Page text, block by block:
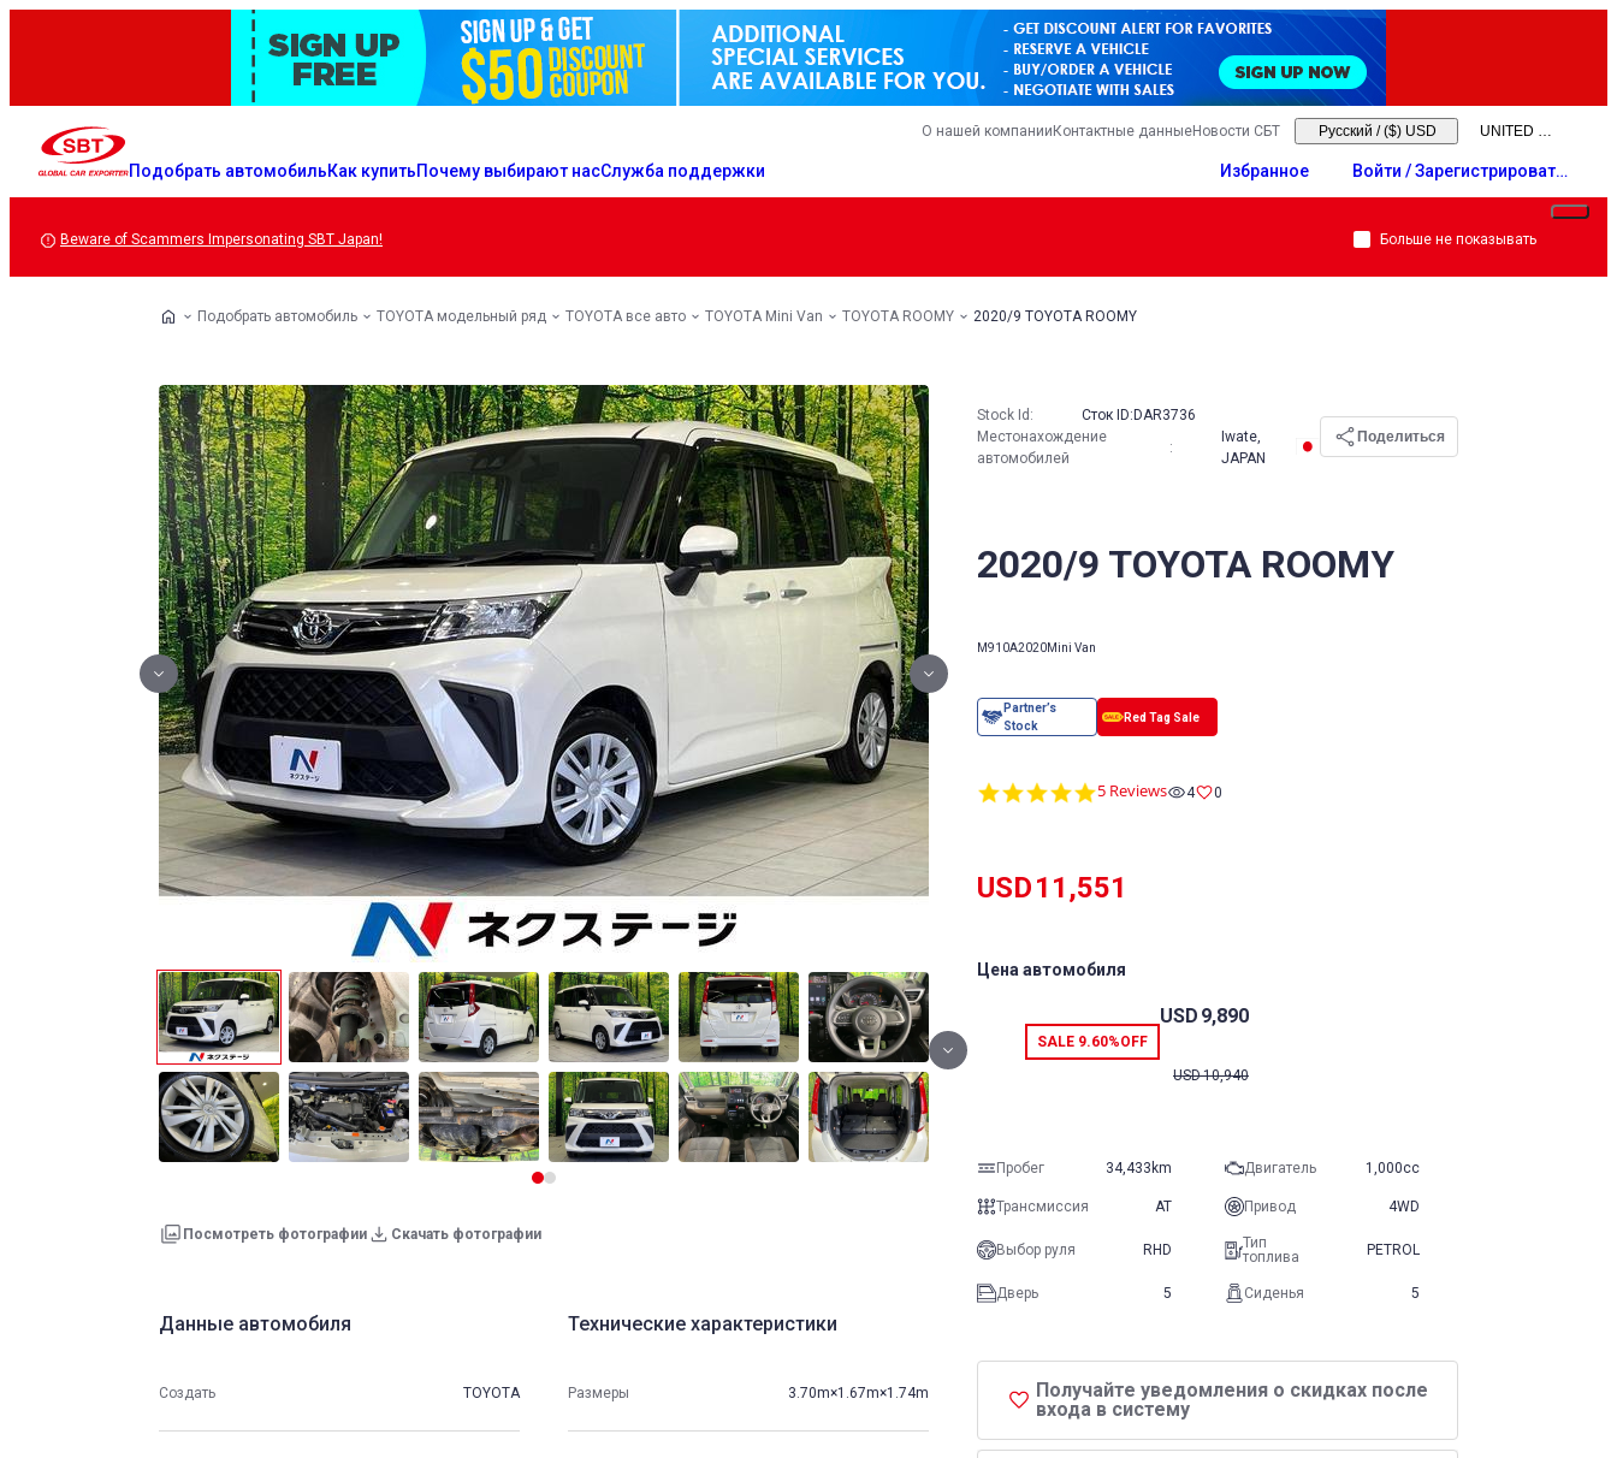
Подобрать автомобильКак купитьПочему выбирают насСлужба поддержки
О нашей компанииКонтактные данныеНовости СБТ Русский / ($) USD
Избранное
Войти / Зарегистрировать
ся
Beware of Scammers Impersonating SBT Japan! Больше не показывать
Подобрать автомобиль TOYOTA модельный ряд TOYOTA все авто TOYOTA Mini Van TOYOTA ROOMY 2020/9 TOYOTA ROOMY
2020/9 TOYOTA ROOMY
M910A2020Mini Van
Stock Id: Сток ID: DAR3736
Местонахождение
автомобилей
:
Iwate,
JAPAN
Поделиться
Посмотреть фотографии Скачать фотографии
5.0
5 Reviews 4 0
USD11,551
Цена автомобиля
SALE 9.60%OFF
USD 9,890
USD10,940
Получайте уведомления о скидках после
входа в систему
Пробег 34,433km Двигатель 1,000cc
Трансмиссия AT Привод 4WD
Выбор руля RHD
Тип
топлива
PETROL
Дверь 5 Сиденья 5
Данные автомобиля
Создать TOYOTA
Технические характеристики
Размеры 3.70m×1.67m×1.74m